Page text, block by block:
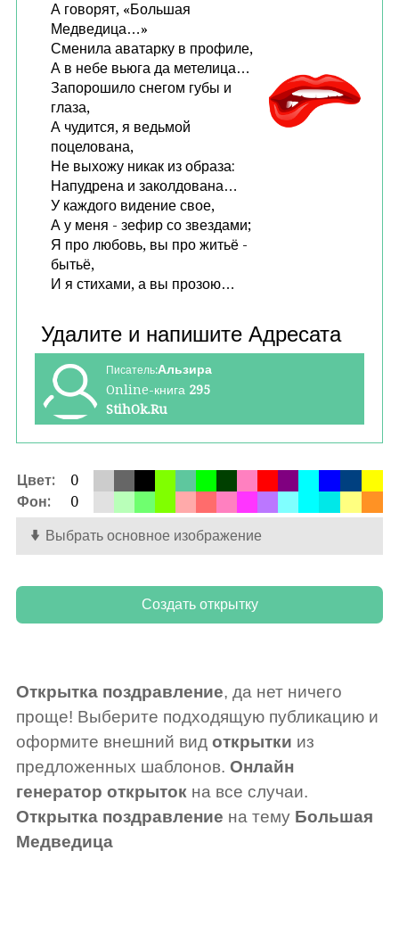
А говорят, «Большая
Медведица…»
Сменила аватарку в профиле,
А в небе вьюга да метелица…
Запорошило снегом губы и
глаза,
А чудится, я ведьмой
поцелована,
Не выхожу никак из образа:
Напудрена и заколдована…
У каждого видение свое,
А у меня - зефир со звездами;
Я про любовь, вы про житьё -
бытьё,
И я стихами, а вы прозою…
Писатель:Альзира
Online-книга 295
StihOk.Ru
Цвет:
0
Фон:
0
Выбрать основное изображение
Открытка поздравление, да нет ничего
проще! Выберите подходящую публикацию и
оформите внешний вид открытки из
предложенных шаблонов. Онлайн
генератор открытокна все случаи.
Открытка поздравление на тему Большая
Медведица